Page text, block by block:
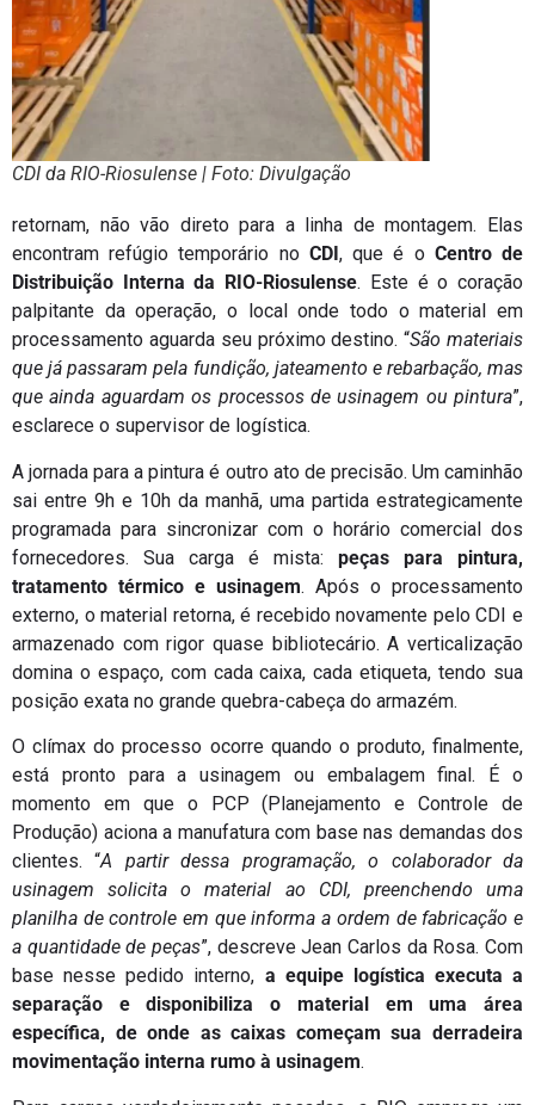
CDI da RIO-Riosulense | Foto: Divulgação
retornam, não vão direto para a linha de montagem. Elas
encontram refúgio temporário no CDI , que é o Centro de
Distribuição Interna da RIO-Riosulense. Este é o coração
palpitante da operação, o local onde todo o material em
processamento aguarda seu próximo destino. “São materiais
que já passaram pela fundição, jateamento e rebarbação, mas
que ainda aguardam os processos de usinagem ou pintura”,
esclarece o supervisor de logística.
A jornada para a pintura é outro ato de precisão. Um caminhão
sai entre 9h e 10h da manhã, uma partida estrategicamente
programada para sincronizar com o horário comercial dos
fornecedores. Sua carga é mista: peças para pintura,
tratamento térmico e usinagem. Após o processamento
externo, o material retorna, é recebido novamente pelo CDI e
armazenado com rigor quase bibliotecário. A verticalização
domina o espaço, com cada caixa, cada etiqueta, tendo sua
posição exata no grande quebra-cabeça do armazém.
O clímax do processo ocorre quando o produto, finalmente,
está pronto para a usinagem ou embalagem final. É o
momento em que o PCP (Planejamento e Controle de
Produção) aciona a manufatura com base nas demandas dos
clientes. “A partir dessa programação, o colaborador da
usinagem solicita o material ao CDI, preenchendo uma
planilha de controle em que informa a ordem de fabricação e
a quantidade de peças”, descreve Jean Carlos da Rosa. Com
base nesse pedido interno, a equipe logística executa a
separação e disponibiliza o material em uma área
específica, de onde as caixas começam sua derradeira
movimentação interna rumo à usinagem.